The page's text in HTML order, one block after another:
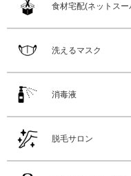
食材宅配(ネットスー
洗えるマスク
消毒液
脱毛サロン